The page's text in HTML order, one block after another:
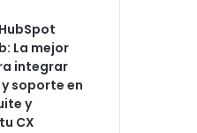
La mejor
integrar
soporte en
y
CX